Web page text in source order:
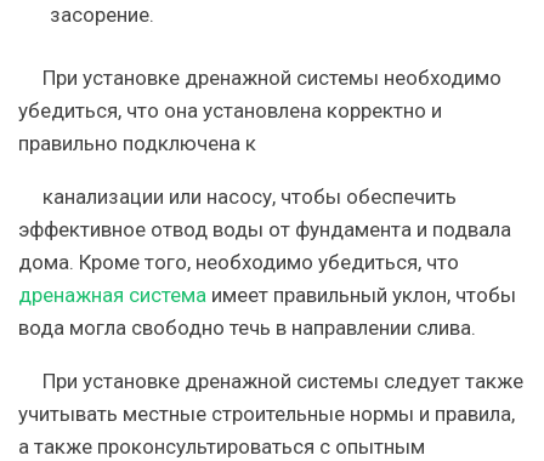
засорение.
При установке дренажной системы необходимо
убедиться, что она установлена корректно и
правильно подключена к
канализации или насосу, чтобы обеспечить
эффективное отвод воды от фундамента и подвала
дома. Кроме того, необходимо убедиться, что
дренажная система имеет правильный уклон, чтобы
вода могла свободно течь в направлении слива.
При установке дренажной системы следует также
учитывать местные строительные нормы и правила,
а также проконсультироваться с опытным